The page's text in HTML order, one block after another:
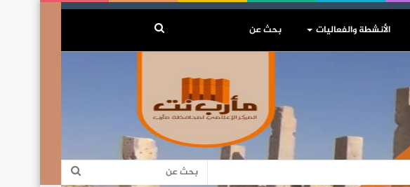
الأنشطة والفعاليات بحث
بحث